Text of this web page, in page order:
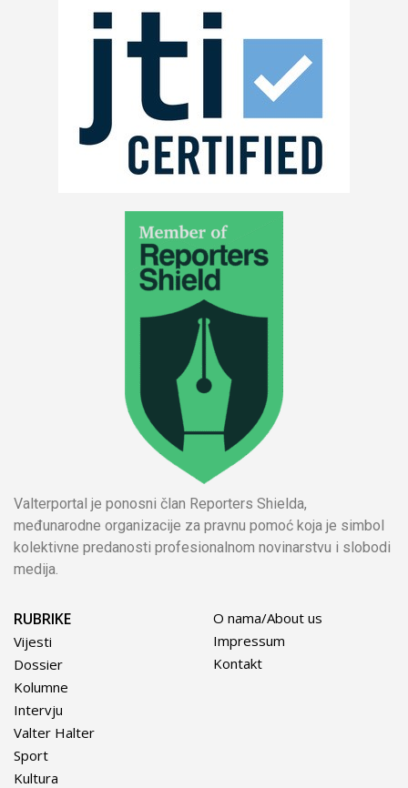
Valterportal je ponosni član Reporters Shielda,
međunarodne organizacije za pravnu pomoć koja je simbol
kolektivne predanosti profesionalnom novinarstvu i slobodi
medija.
RUBRIKE
Vijesti
Dossier
Kolumne
Intervju
Valter Halter
Sport
Kultura
O nama/About us
Impressum
Kontakt